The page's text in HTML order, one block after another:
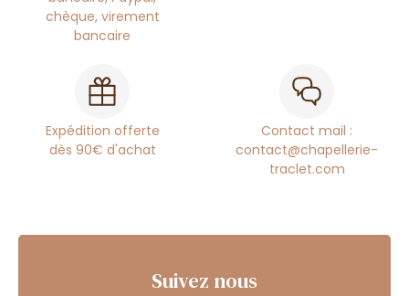
chèque, virement
bancaire
Expédition offerte
dès 90€ d'achat
Contact mail :
contact@chapellerie-
traclet.com
Suivez nous